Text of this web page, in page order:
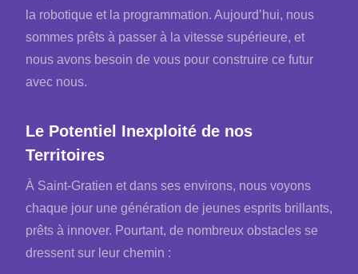
la robotique et la programmation. Aujourd’hui, nous
sommes prêts à passer à la vitesse supérieure, et
nous avons besoin de vous pour construire ce futur
avec nous.
Le Potentiel Inexploité de nos
Territoires
À Saint-Gratien et dans ses environs, nous voyons
chaque jour une génération de jeunes esprits brillants,
prêts à innover. Pourtant, de nombreux obstacles se
dressent sur leur chemin :